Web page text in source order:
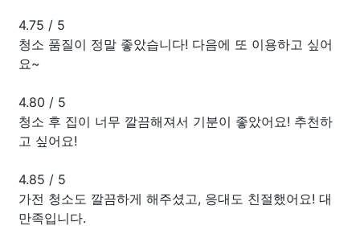
4.75 / 5
청소 품질이 정말 좋았습니다! 다음에 또 이용하고 싶어
요~
4.80 / 5
청소 후 집이 너무 깔끔해져서 기분이 좋았어요! 추천하
고 싶어요!
4.85 / 5
가전 청소도 깔끔하게 해주셨고, 응대도 친절했어요! 대
만족입니다.